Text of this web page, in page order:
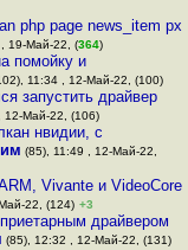
php page news_item px
19-Май-22, (364)
помойку и
11:34 , 12-Май-22, (100)
запустить драйвер
12-Май-22, (106)
нвидии, с
(85), 11:49 , 12-Май-22,
Vivante и VideoCore
22, (124) +3
драйвером
(85), 12:32 , 12-Май-22, (131)